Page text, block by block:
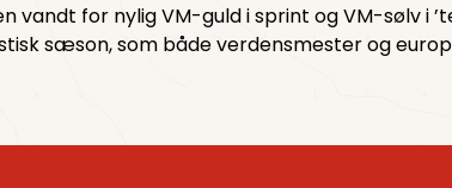
vandt for nylig VM-guld i sprint og VM-sølv i
sæson, som både verdensmester og